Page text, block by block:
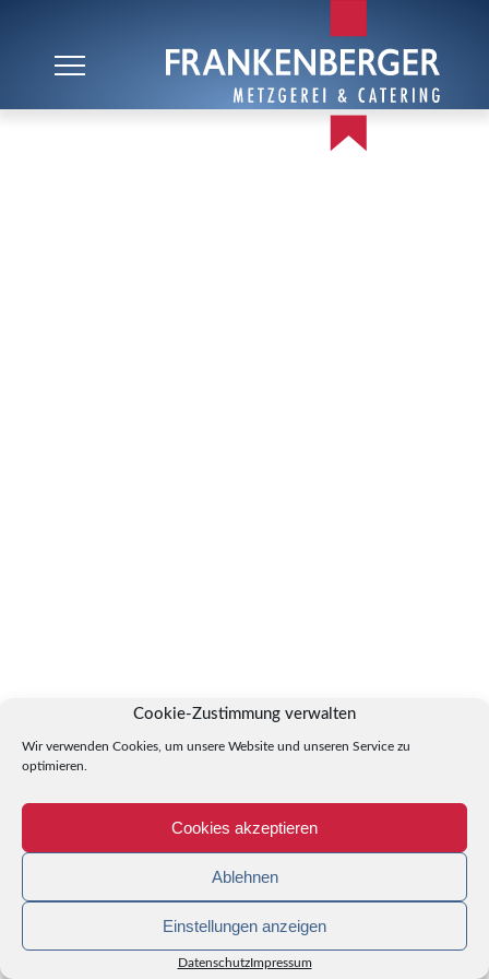
Cookie-Zustimmung verwalten
Wir verwenden Cookies, um unsere Website und unseren Service zu
optimieren.
Cookies akzeptieren
Ablehnen
Einstellungen anzeigen
DatenschutzImpressum